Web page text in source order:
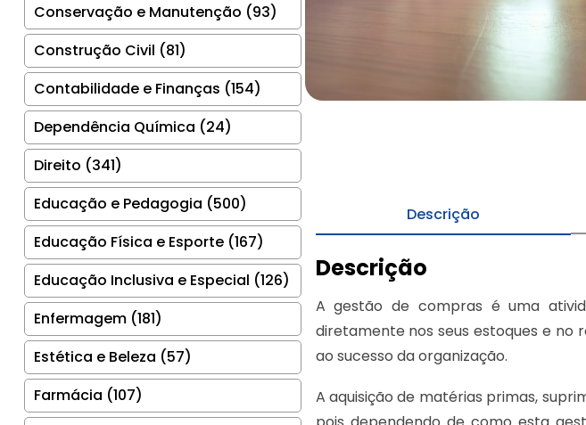
Conservação e Manutenção (93)
Construção Civil (81)
Contabilidade e Finanças (154)
Dependência Química (24)
Direito (341)
Educação e Pedagogia (500)
Educação Física e Esporte (167)
Educação Inclusiva e Especial (126)
Enfermagem (181)
Estética e Beleza (57)
Farmácia (107)
Descrição
Descrição
A gestão de compras é uma
diretamente nos seus estoques e
ao sucesso da organização.
A aquisição de matérias primas,